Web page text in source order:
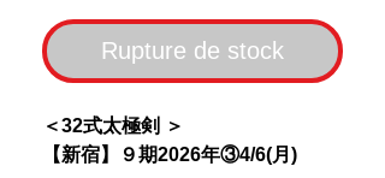
Rupture de stock
＜32式太極剣 ＞
【新宿】９期2026年③4/6(月)